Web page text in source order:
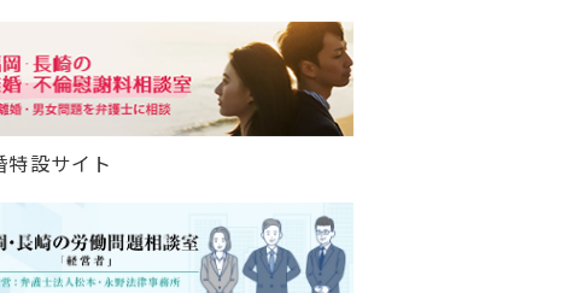
特設サイト